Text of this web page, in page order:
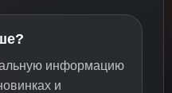
информацию
и